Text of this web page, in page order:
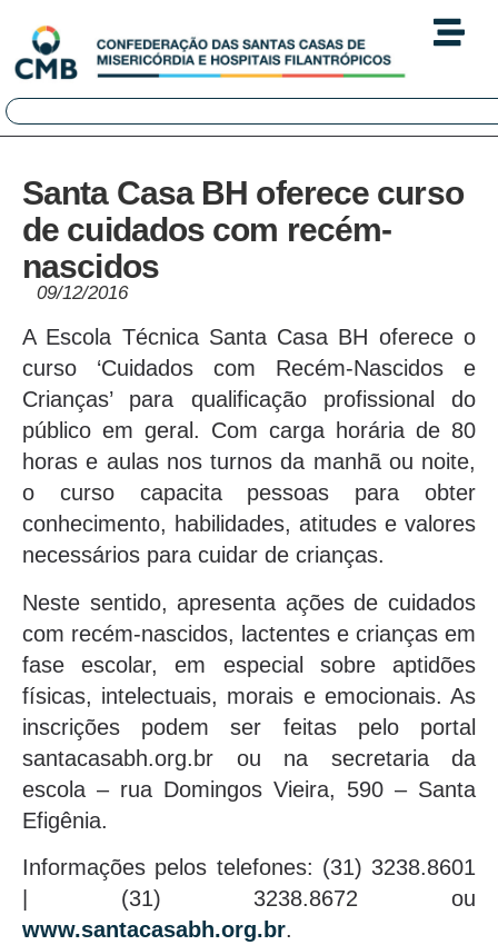
Santa Casa BH oferece curso
de cuidados com recém-
nascidos
09/12/2016
A Escola Técnica Santa Casa BH oferece o
curso ‘Cuidados com Recém-Nascidos e
Crianças’ para qualificação profissional do
público em geral. Com carga horária de 80
horas e aulas nos turnos da manhã ou noite,
o curso capacita pessoas para obter
conhecimento, habilidades, atitudes e valores
necessários para cuidar de crianças.
Neste sentido, apresenta ações de cuidados
com recém-nascidos, lactentes e crianças em
fase escolar, em especial sobre aptidões
físicas, intelectuais, morais e emocionais. As
inscrições podem ser feitas pelo portal
santacasabh.org.br ou na secretaria da
escola – rua Domingos Vieira, 590 – Santa
Efigênia.
Informações pelos telefones: (31) 3238.8601
| (31) 3238.8672 ou
www.santacasabh.org.br.